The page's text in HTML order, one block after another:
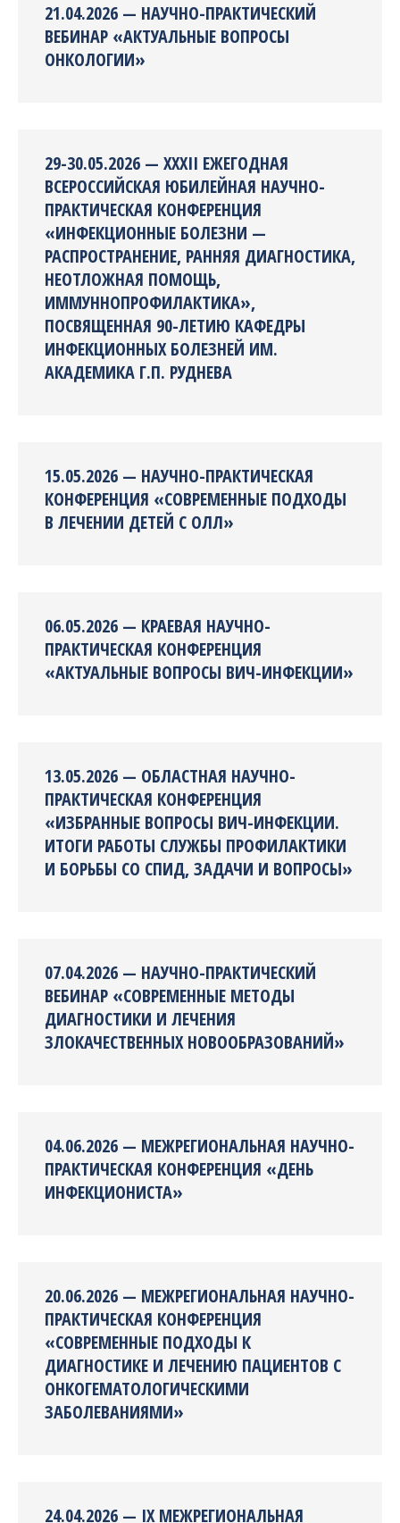
21.04.2026 — НАУЧНО-ПРАКТИЧЕСКИЙ
ВЕБИНАР «АКТУАЛЬНЫЕ ВОПРОСЫ
ОНКОЛОГИИ»
29-30.05.2026 — XXXII ЕЖЕГОДНАЯ
ВСЕРОССИЙСКАЯ ЮБИЛЕЙНАЯ НАУЧНО-
ПРАКТИЧЕСКАЯ КОНФЕРЕНЦИЯ
«ИНФЕКЦИОННЫЕ БОЛЕЗНИ —
РАСПРОСТРАНЕНИЕ, РАННЯЯ ДИАГНОСТИКА,
НЕОТЛОЖНАЯ ПОМОЩЬ,
ИММУННОПРОФИЛАКТИКА»,
ПОСВЯЩЕННАЯ 90-ЛЕТИЮ КАФЕДРЫ
ИНФЕКЦИОННЫХ БОЛЕЗНЕЙ ИМ.
АКАДЕМИКА Г.П. РУДНЕВА
15.05.2026 — НАУЧНО-ПРАКТИЧЕСКАЯ
КОНФЕРЕНЦИЯ «СОВРЕМЕННЫЕ ПОДХОДЫ
В ЛЕЧЕНИИ ДЕТЕЙ С ОЛЛ»
06.05.2026 — КРАЕВАЯ НАУЧНО-
ПРАКТИЧЕСКАЯ КОНФЕРЕНЦИЯ
«АКТУАЛЬНЫЕ ВОПРОСЫ ВИЧ-ИНФЕКЦИИ»
13.05.2026 — ОБЛАСТНАЯ НАУЧНО-
ПРАКТИЧЕСКАЯ КОНФЕРЕНЦИЯ
«ИЗБРАННЫЕ ВОПРОСЫ ВИЧ-ИНФЕКЦИИ.
ИТОГИ РАБОТЫ СЛУЖБЫ ПРОФИЛАКТИКИ
И БОРЬБЫ СО СПИД, ЗАДАЧИ И ВОПРОСЫ»
07.04.2026 — НАУЧНО-ПРАКТИЧЕСКИЙ
ВЕБИНАР «СОВРЕМЕННЫЕ МЕТОДЫ
ДИАГНОСТИКИ И ЛЕЧЕНИЯ
ЗЛОКАЧЕСТВЕННЫХ НОВООБРАЗОВАНИЙ»
04.06.2026 — МЕЖРЕГИОНАЛЬНАЯ НАУЧНО-
ПРАКТИЧЕСКАЯ КОНФЕРЕНЦИЯ «ДЕНЬ
ИНФЕКЦИОНИСТА»
20.06.2026 — МЕЖРЕГИОНАЛЬНАЯ НАУЧНО-
ПРАКТИЧЕСКАЯ КОНФЕРЕНЦИЯ
«СОВРЕМЕННЫЕ ПОДХОДЫ К
ДИАГНОСТИКЕ И ЛЕЧЕНИЮ ПАЦИЕНТОВ С
ОНКОГЕМАТОЛОГИЧЕСКИМИ
ЗАБОЛЕВАНИЯМИ»
24.04.2026 — IX МЕЖРЕГИОНАЛЬНАЯ